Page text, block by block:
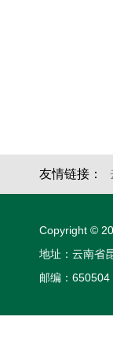
友情链接：
Copyright ©
地址：云南省
邮编：